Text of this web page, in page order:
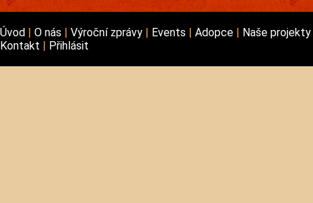
Úvod O nás Výroční zprávy Events Adopce
Naše projekty
Kontakt
Přihlásit